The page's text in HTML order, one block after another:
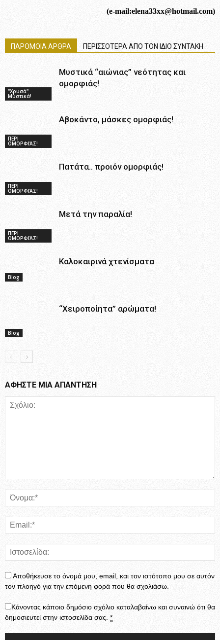
(e-mail:elena33xx@hotmail.com)
ΠΑΡΟΜΟΙΑ ΑΡΘΡΑ ΠΕΡΙΣΣΟΤΕΡΑ ΑΠΟ ΤΟΝ ΙΔΙΟ ΣΥΝΤΑΚΗ
"Χρυσά"
Μυστικά!
Μυστικά “αιώνιας” νεότητας και
ομορφιάς!
ΠΕΡΙ
ΟΜΟΡΦΙΆΣ!
Αβοκάντο, μάσκες ομορφιάς!
ΠΕΡΙ
ΟΜΟΡΦΙΆΣ!
Πατάτα.. προιόν ομορφιάς!
ΠΕΡΙ
ΟΜΟΡΦΙΆΣ!
Μετά την παραλία!
Blog
Καλοκαιρινά χτενίσματα
Blog
“Χειροποίητα” αρώματα!
ΑΦΗΣΤΕ ΜΙΑ ΑΠΑΝΤΗΣΗ
Αποθήκευσε το όνομά μου, email, και τον ιστότοπο μου σε αυτόν
τον πλοηγό για την επόμενη φορά που θα σχολιάσω.
Κάνοντας κάποιο δημόσιο σχόλιο καταλαβαίνω και συναινώ ότι θα
δημοσιευτεί στην ιστοσελίδα σας. *